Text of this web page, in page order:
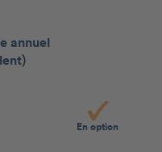
annuel
En option